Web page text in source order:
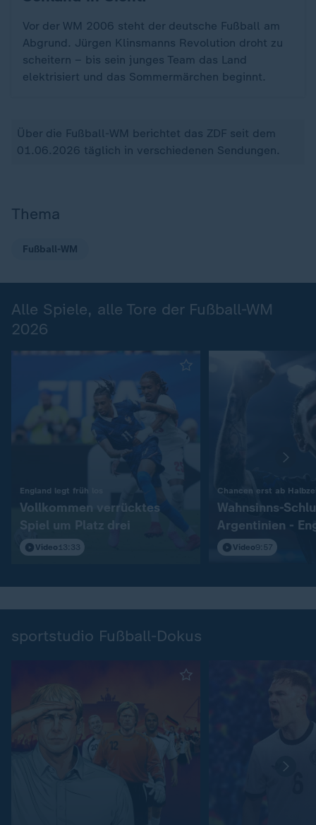
Vor der WM 2006 steht der deutsche Fußball am
Abgrund. Jürgen Klinsmanns Revolution droht zu
scheitern – bis sein junges Team das Land
elektrisiert und das Sommermärchen beginnt.
Über die Fußball-WM berichtet das ZDF seit dem
01.06.2026 täglich in verschiedenen Sendungen.
Thema
Fußball-WM
Alle Spiele, alle Tore der Fußball-WM
2026
England legt früh los
Vollkommen verrücktes
Spiel um Platz drei
Video 13:33
Chancen erst ab
Wahnsinns-
Argentinien -
Video9:57
sportstudio Fußball-Dokus